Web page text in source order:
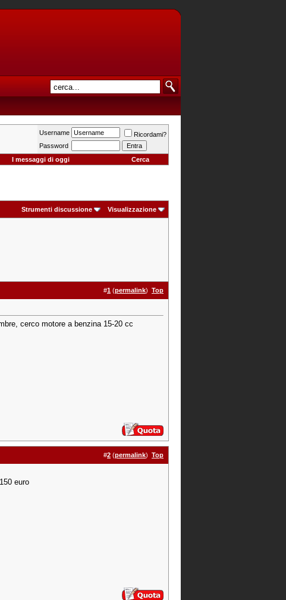
Username
Ricordami?
Password
I messaggi di oggi Cerca
Strumenti discussione Visualizzazione
#1 (permalink) Top
cerco motore a benzina 15-20 cc
#2 (permalink) Top
euro